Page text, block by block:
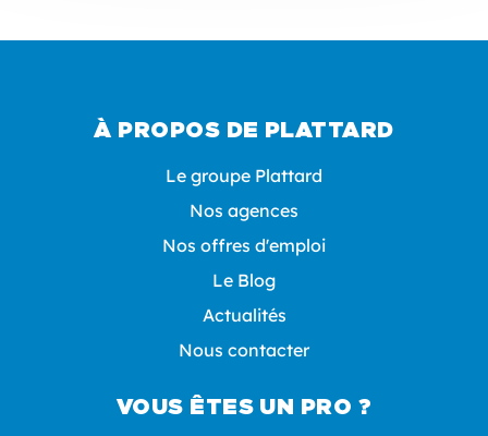
À PROPOS DE PLATTARD
Le groupe Plattard
Nos agences
Nos offres d'emploi
Le Blog
Actualités
Nous contacter
VOUS ÊTES UN PRO ?